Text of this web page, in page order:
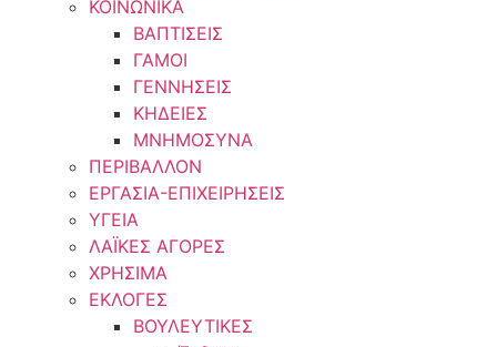
ΚΟΙΝΩΝΙΚΑ
ΒΑΠΤΙΣΕΙΣ
ΓΑΜΟΙ
ΓΕΝΝΗΣΕΙΣ
ΚΗΔΕΙΕΣ
ΜΝΗΜΟΣΥΝΑ
ΠΕΡΙΒΑΛΛΟΝ
ΕΡΓΑΣΙΑ-ΕΠΙΧΕΙΡΗΣΕΙΣ
ΥΓΕΙΑ
ΛΑΪΚΕΣ ΑΓΟΡΕΣ
ΧΡΗΣΙΜΑ
ΕΚΛΟΓΕΣ
ΒΟΥΛΕΥΤΙΚΕΣ